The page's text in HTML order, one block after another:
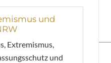
und
Extremismus,
und